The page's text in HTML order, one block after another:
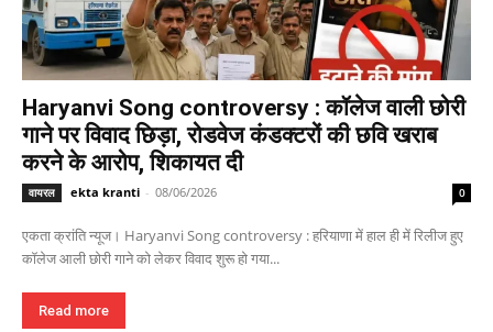
Haryanvi Song controversy : कॉलेज वाली छोरी
गाने पर विवाद छिड़ा, रोडवेज कंडक्टरों की छवि खराब
करने के आरोप, शिकायत दी
वायरल ekta kranti - 08/06/2026 0
एकता क्रांति न्यूज। Haryanvi Song controversy : हरियाणा में हाल ही में रिलीज हुए
कॉलेज आली छोरी गाने को लेकर विवाद शुरू हो गया...
Read more